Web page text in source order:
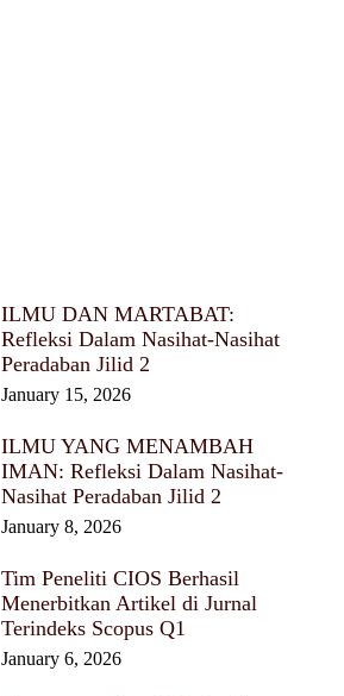
ILMU DAN MARTABAT:
Refleksi Dalam Nasihat-Nasihat
Peradaban Jilid 2
January 15, 2026
ILMU YANG MENAMBAH
IMAN: Refleksi Dalam Nasihat-
Nasihat Peradaban Jilid 2
January 8, 2026
Tim Peneliti CIOS Berhasil
Menerbitkan Artikel di Jurnal
Terindeks Scopus Q1
January 6, 2026